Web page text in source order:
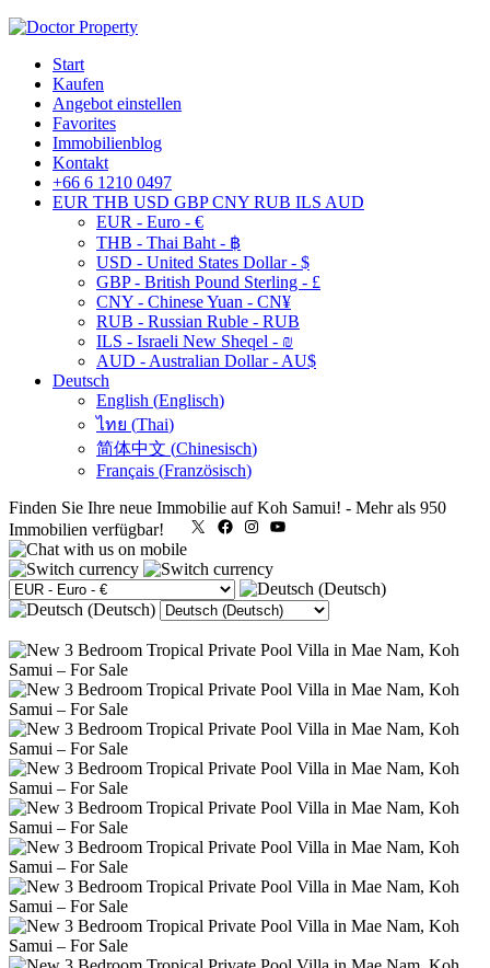
Start
Kaufen
Angebot einstellen
Favorites
Immobilienblog
Kontakt
+66 6 1210 0497
EUR THB USD GBP CNY RUB ILS AUD
EUR - Euro - €
THB - Thai Baht - ฿
USD - United States Dollar - $
GBP - British Pound Sterling - £
CNY - Chinese Yuan - CN¥
RUB - Russian Ruble - RUB
ILS - Israeli New Sheqel - ₪
AUD - Australian Dollar - AU$
Deutsch
English (Englisch)
ไทย (Thai)
简体中文 (Chinesisch)
Français (Französisch)
Finden Sie Ihre neue Immobilie auf Koh Samui! - Mehr als 950
Immobilien verfügbar!
X FacebookInstagram